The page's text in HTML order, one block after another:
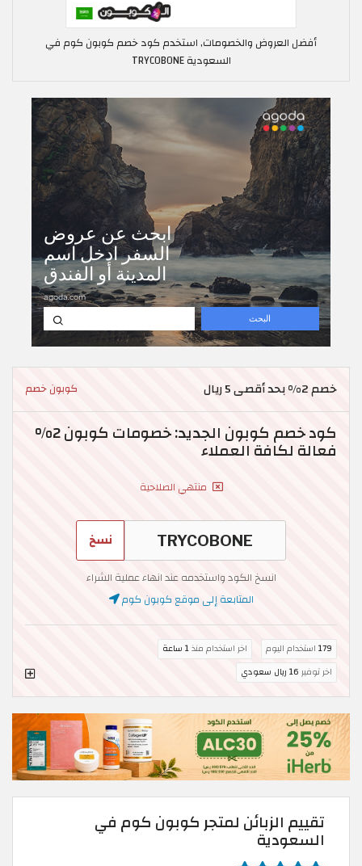
أفضل العروض والخصومات, استخدم كود خصم كوبون كوم في
السعودية TRYCOBONE
خصم 2% بحد أقصى 5 ريال كوبون خصم
كود خصم كوبون الجديد: خصومات كوبون 2%
فعالة لكافة العملاء
منتهي الصلاحية
نسخ
انسخ الكود واستخدمه عند انهاء عملية الشراء
المتابعة إلى موقع كوبون كوم
179 استخدام اليوم اخر استخدام منذ1 ساعة
اخر توفير 16 ريال سعودي
تقييم الزبائن لمتجر كوبون كوم في
السعودية